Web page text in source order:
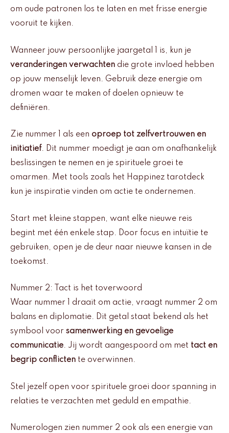
om oude patronen los te laten en met frisse energie
vooruit te kijken.
Wanneer jouw persoonlijke jaargetal 1 is, kun je
veranderingen verwachten die grote invloed hebben
op jouw menselijk leven. Gebruik deze energie om
dromen waar te maken of doelen opnieuw te
definiëren.
Zie nummer 1 als een oproep tot zelfvertrouwen en
initiatief. Dit nummer moedigt je aan om onafhankelijk
beslissingen te nemen en je spirituele groei te
omarmen. Met tools zoals het Happinez tarotdeck
kun je inspiratie vinden om actie te ondernemen.
Start met kleine stappen, want elke nieuwe reis
begint met één enkele stap. Door focus en intuïtie te
gebruiken, open je de deur naar nieuwe kansen in de
toekomst.
Nummer 2: Tact is het toverwoord
Waar nummer 1 draait om actie, vraagt nummer 2 om
balans en diplomatie. Dit getal staat bekend als het
symbool voor samenwerking en gevoelige
communicatie. Jij wordt aangespoord om met tact en
begrip conflicten te overwinnen.
Stel jezelf open voor spirituele groei door spanning in
relaties te verzachten met geduld en empathie.
Numerologen zien nummer 2 ook als een energie van